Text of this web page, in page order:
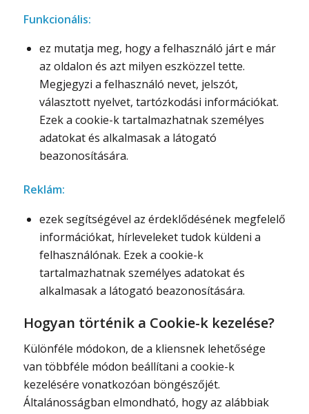
Funkcionális:
ez mutatja meg, hogy a felhasználó járt e már
az oldalon és azt milyen eszközzel tette.
Megjegyzi a felhasználó nevet, jelszót,
választott nyelvet, tartózkodási információkat.
Ezek a cookie-k tartalmazhatnak személyes
adatokat és alkalmasak a látogató
beazonosítására.
Reklám:
ezek segítségével az érdeklődésének megfelelő
információkat, hírleveleket tudok küldeni a
felhasználónak. Ezek a cookie-k
tartalmazhatnak személyes adatokat és
alkalmasak a látogató beazonosítására.
Hogyan történik a Cookie-k kezelése?
Különféle módokon, de a kliensnek lehetősége
van többféle módon beállítani a cookie-k
kezelésére vonatkozóan böngészőjét.
Általánosságban elmondható, hogy az alábbiak